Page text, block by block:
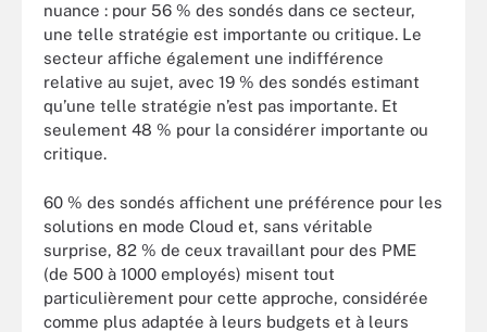
nuance : pour 56 % des sondés dans ce secteur,
une telle stratégie est importante ou critique. Le
secteur affiche également une indifférence
relative au sujet, avec 19 % des sondés estimant
qu’une telle stratégie n’est pas importante. Et
seulement 48 % pour la considérer importante ou
critique.
60 % des sondés affichent une préférence pour les
solutions en mode Cloud et, sans véritable
surprise, 82 % de ceux travaillant pour des PME
(de 500 à 1000 employés) misent tout
particulièrement pour cette approche, considérée
comme plus adaptée à leurs budgets et à leurs